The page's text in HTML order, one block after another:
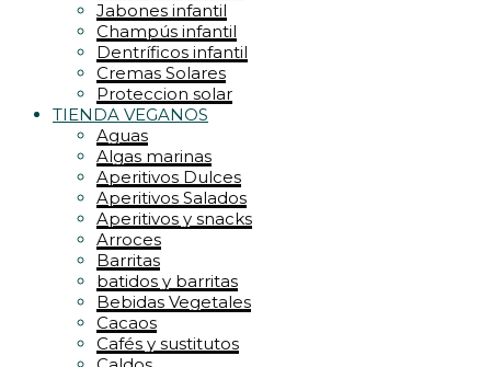
Jabones infantil
Champús infantil
Dentríficos infantil
Cremas Solares
Proteccion solar
TIENDA VEGANOS
Aguas
Algas marinas
Aperitivos Dulces
Aperitivos Salados
Aperitivos y snacks
Arroces
Barritas
batidos y barritas
Bebidas Vegetales
Cacaos
Cafés y sustitutos